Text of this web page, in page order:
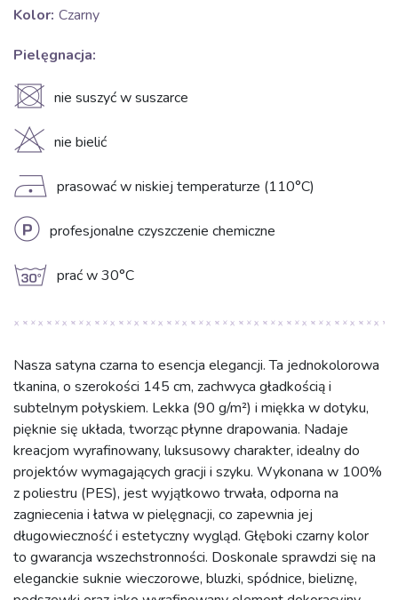
Kolor: Czarny
Pielęgnacja:
U nie suszyć w suszarce
H nie bielić
D prasować w niskiej temperaturze (110°C)
L profesjonalne czyszczenie chemiczne
g prać w 30°C
Nasza satyna czarna to esencja elegancji. Ta jednokolorowa
tkanina, o szerokości 145 cm, zachwyca gładkością i
subtelnym połyskiem. Lekka (90 g/m²) i miękka w dotyku,
pięknie się układa, tworząc płynne drapowania. Nadaje
kreacjom wyrafinowany, luksusowy charakter, idealny do
projektów wymagających gracji i szyku. Wykonana w 100%
z poliestru (PES), jest wyjątkowo trwała, odporna na
zagniecenia i łatwa w pielęgnacji, co zapewnia jej
długowieczność i estetyczny wygląd. Głęboki czarny kolor
to gwarancja wszechstronności. Doskonale sprawdzi się na
eleganckie suknie wieczorowe, bluzki, spódnice, bieliznę,